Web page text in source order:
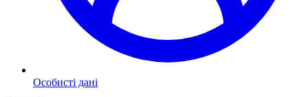
Особисті дані